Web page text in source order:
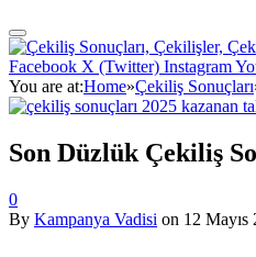
Facebook X (Twitter) Instagram
You are at:Home»Çekiliş Sonuçları
Son Düzlük Çekiliş
0
By Kampanya Vadisi on 12 Mayıs